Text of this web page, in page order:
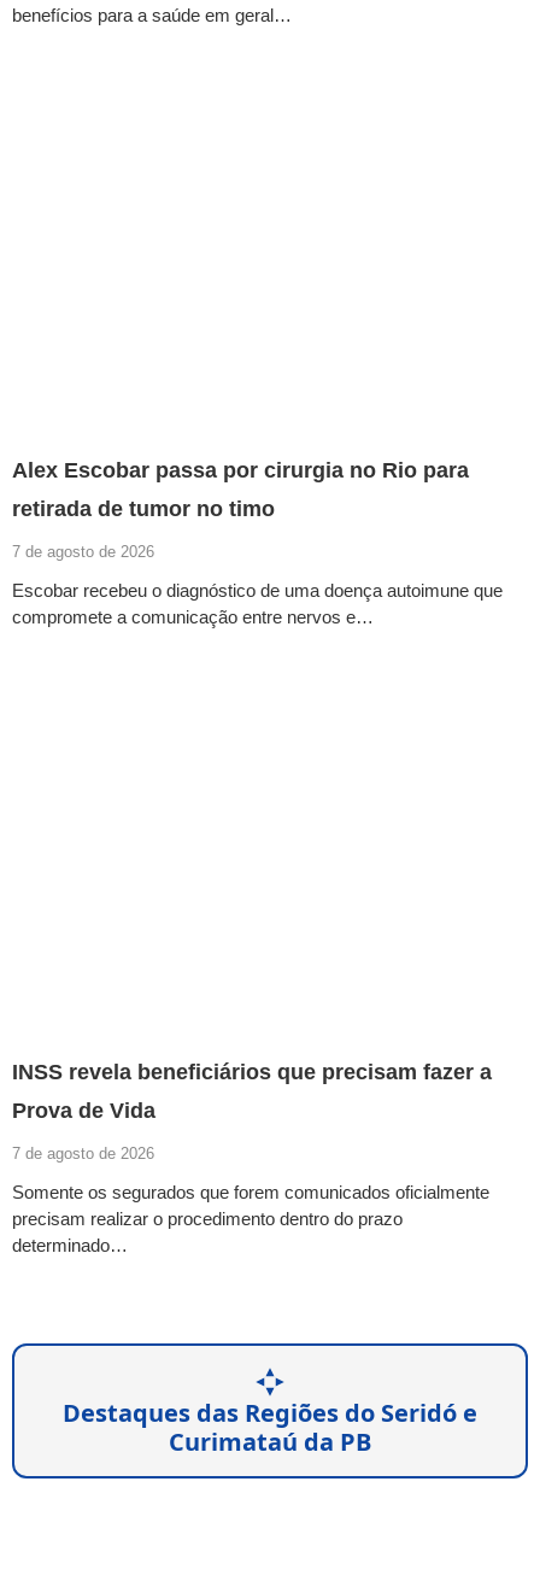
benefícios para a saúde em geral…
Alex Escobar passa por cirurgia no Rio para
retirada de tumor no timo
7 de agosto de 2026
Escobar recebeu o diagnóstico de uma doença autoimune que
compromete a comunicação entre nervos e…
INSS revela beneficiários que precisam fazer a
Prova de Vida
7 de agosto de 2026
Somente os segurados que forem comunicados oficialmente
precisam realizar o procedimento dentro do prazo
determinado…
Destaques das Regiões do Seridó e
Curimataú da PB